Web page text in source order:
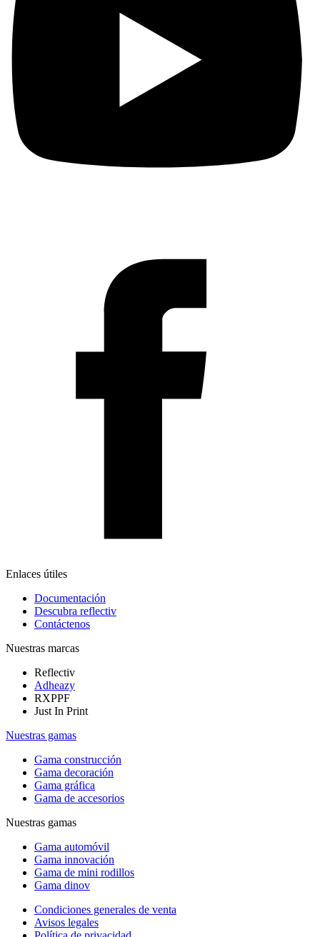
Enlaces útiles
Documentación
Descubra reflectiv
Contáctenos
Nuestras marcas
Reflectiv
Adheazy
RXPPF
Just In Print
Nuestras gamas
Gama construcción
Gama decoración
Gama gráfica
Gama de accesorios
Nuestras gamas
Gama automóvil
Gama innovación
Gama de mini rodillos
Gama dinov
Condiciones generales de venta
Avisos legales